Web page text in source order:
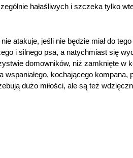
hałaśliwych i szczeka tylko
atakuje, jeśli nie będzie miał do
i silnego psa, a natychmiast się
domowników, niż zamknięte w
kochającego kompana,
dużo miłości, ale są też